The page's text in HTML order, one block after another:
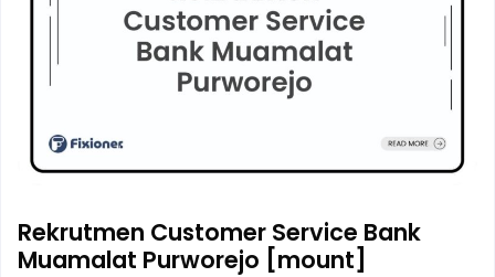
Rekrutmen Customer Service Bank
Muamalat Purworejo [mount]